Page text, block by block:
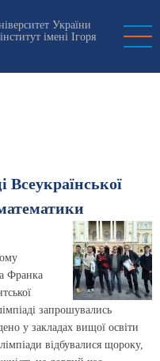
України
імені Ігоря
Франка
запрошувались
у закладах вищої освіти
відбувалися щороку,